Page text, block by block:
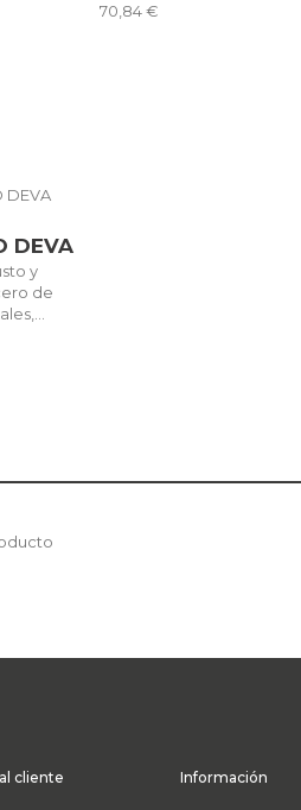
70,84 €
DEVA
y
de
cliente Información